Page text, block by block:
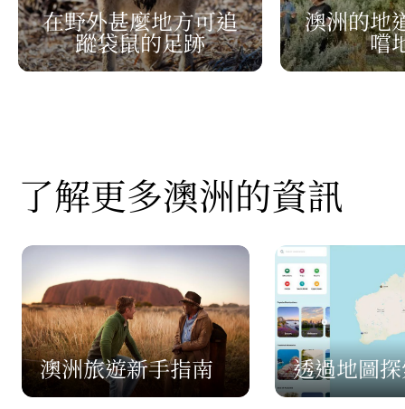
在野外甚麼地方可追
蹤袋鼠的足跡
澳洲的地
嚐
了解更多澳洲的資訊
澳洲旅遊新手指南 透過地圖